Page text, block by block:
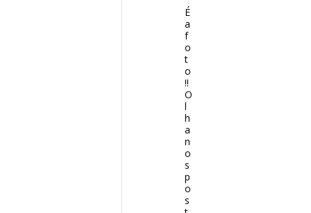
É
a
f
o
t
o
!!
O
l
h
a
n
o
s
p
o
s